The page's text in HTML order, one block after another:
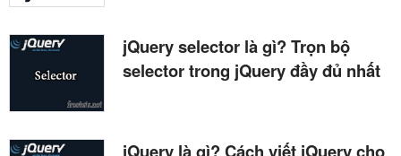
jQuery selector là gì? Trọn bộ
selector trong jQuery đầy đủ nhất